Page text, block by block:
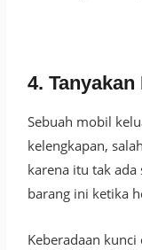
4.
Sebuah mobil
kelengkapan,
karena itu tak ada
barang ini ketika
Keberadaan